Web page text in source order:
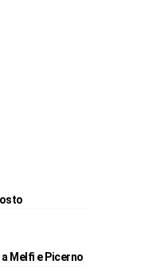
Melfi e Picerno